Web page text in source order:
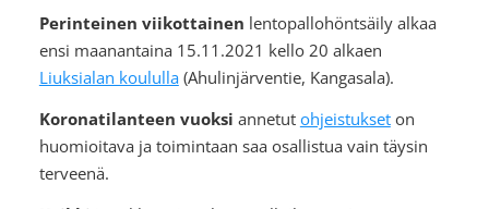
Perinteinen viikottainen lentopallohöntsäily alkaa
ensi maanantaina 15.11.2021 kello 20 alkaen
Liuksialan koululla(Ahulinjärventie, Kangasala).
Koronatilanteen vuoksi annetut ohjeistukseton
huomioitava ja toimintaan saa osallistua vain täysin
terveenä.